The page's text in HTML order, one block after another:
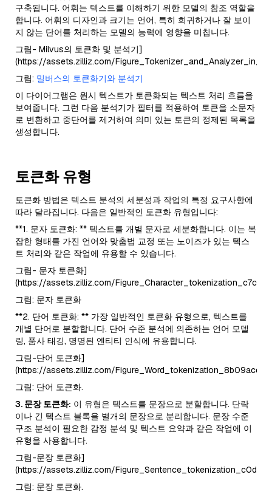
구축됩니다. 어휘는 텍스트를 이해하기 위한 모델의 참조 역할을
합니다. 어휘의 디자인과 크기는 언어, 특히 희귀하거나 잘 보이
지 않는 단어를 처리하는 모델의 능력에 영향을 미칩니다.
그림- Milvus의 토큰화 및 분석기]
(https://assets.zilliz.com/
그림: 밀버스의 토큰화기와 분석기
이 다이어그램은 원시 텍스트가 토큰화되는 텍스트 처리 흐름을
보여줍니다. 그런 다음 분석기가 필터를 적용하여 토큰을 소문자
로 변환하고 중단어를 제거하여 의미 있는 토큰의 정제된 목록을
생성합니다.
토큰화 유형
토큰화 방법은 텍스트 분석의 세분성과 작업의 특정 요구사항에
따라 달라집니다. 다음은 일반적인 토큰화 유형입니다:
**1. 문자 토큰화: ** 텍스트를 개별 문자로 세분화합니다. 이는 복
잡한 형태를 가진 언어와 맞춤법 교정 또는 노이즈가 있는 텍스
트 처리와 같은 작업에 유용할 수 있습니다.
그림- 문자 토큰화]
(https://assets.zilliz.com/
그림: 문자 토큰화
**2. 단어 토큰화: ** 가장 일반적인 토큰화 유형으로, 텍스트를
개별 단어로 분할합니다. 단어 수준 분석에 의존하는 언어 모델
링, 품사 태깅, 명명된 엔티티 인식에 유용합니다.
그림-단어 토큰화]
(https://assets.zilliz.com/
그림: 단어 토큰화.
3. 문장 토큰화: 이 유형은 텍스트를 문장으로 분할합니다. 단락
이나 긴 텍스트 블록을 별개의 문장으로 분리합니다. 문장 수준
구조 분석이 필요한 감정 분석 및 텍스트 요약과 같은 작업에 이
유형을 사용합니다.
그림-문장 토큰화]
(https://assets.zilliz.com/
그림: 문장 토큰화.